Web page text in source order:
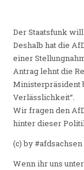
Der Staatsfunk
Deshalb hat die
einer
Antrag lehnt die
Ministerpräsident
Verlässlichkeit“.
Wir fragen den
hinter dieser
(c) by
Wenn ihr uns